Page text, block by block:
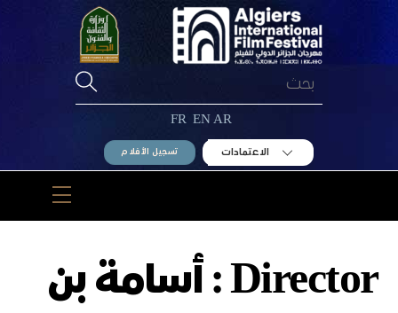
AR
EN
FR
الاعتمادات تسجيل الأفلام
Menu
Director :
أسامة بن